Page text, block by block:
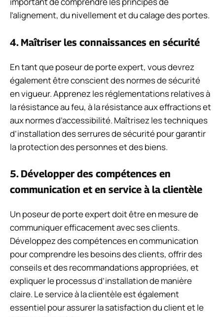
l’alignement, du nivellement et du calage des portes.
4. Maîtriser les connaissances en sécurité
En tant que poseur de porte expert, vous devrez
également être conscient des normes de sécurité
en vigueur. Apprenez les réglementations relatives à
la résistance au feu, à la résistance aux effractions et
aux normes d’accessibilité. Maîtrisez les techniques
d’installation des serrures de sécurité pour garantir
la protection des personnes et des biens.
5. Développer des compétences en
communication et en service à la clientèle
Un poseur de porte expert doit être en mesure de
communiquer efficacement avec ses clients.
Développez des compétences en communication
pour comprendre les besoins des clients, offrir des
conseils et des recommandations appropriées, et
expliquer le processus d’installation de manière
claire. Le service à la clientèle est également
essentiel pour assurer la satisfaction du client et le